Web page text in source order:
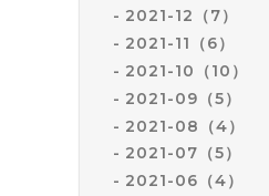
2021-12（7）
2021-11（6）
2021-10（10）
2021-09（5）
2021-08（4）
2021-07（5）
2021-06（4）